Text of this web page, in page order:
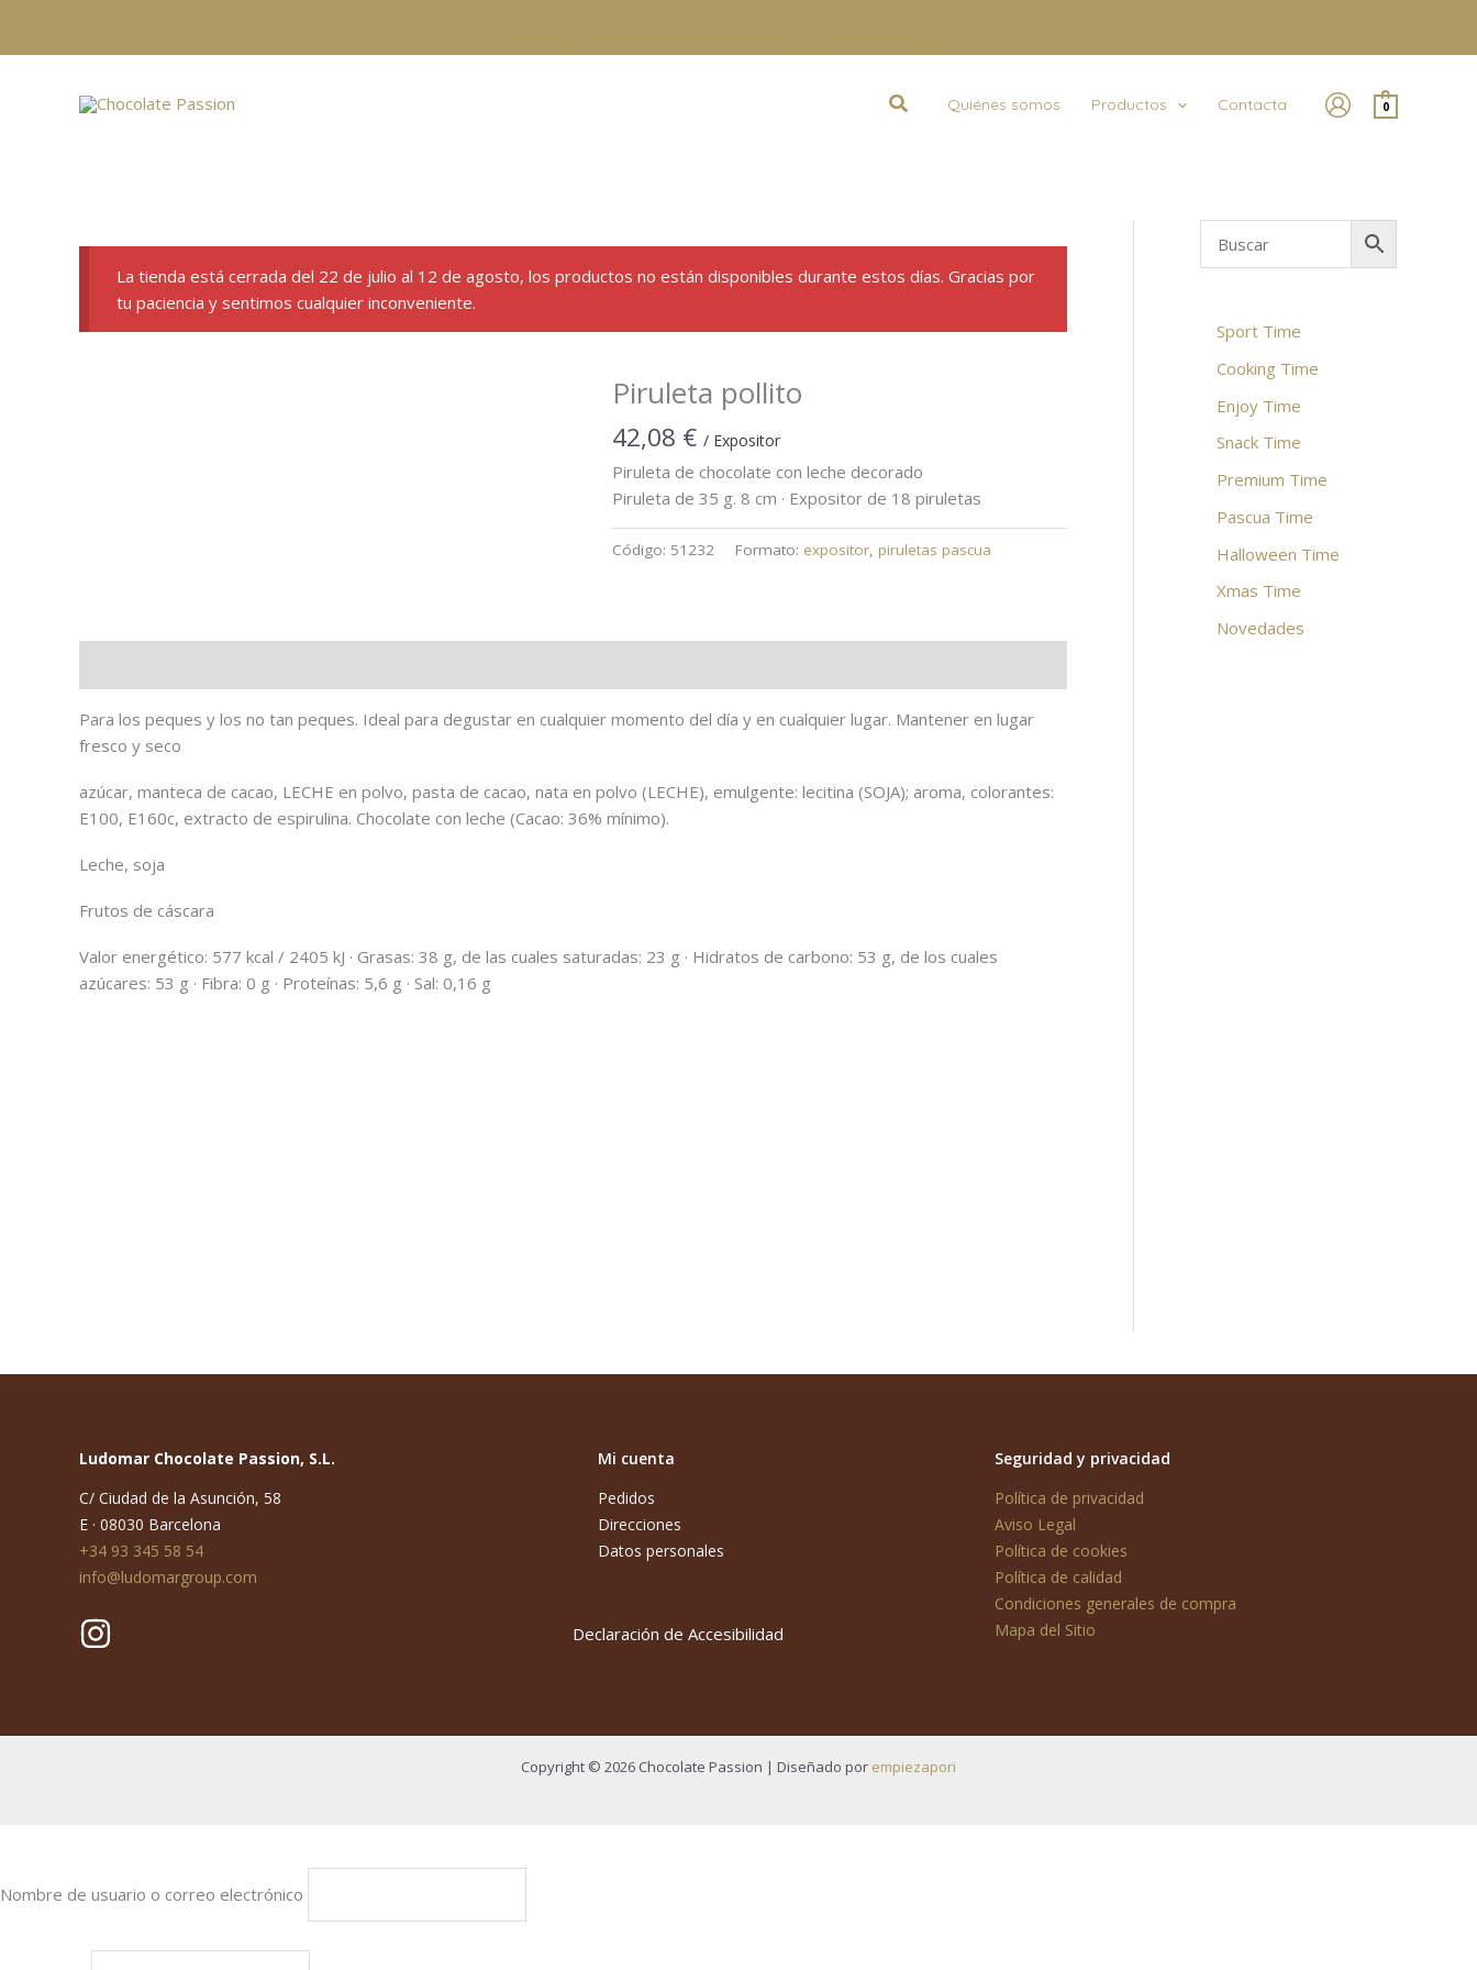
BuscarQuiénes somos Productos Contacta 0
La tienda está cerrada del 22 de julio al 12 de agosto, los productos no están disponibles durante estos días. Gracias por
tu paciencia y sentimos cualquier inconveniente.
Piruleta pollito
42,08 € / Expositor
Piruleta de chocolate con leche decorado
Piruleta de 35 g. 8 cm · Expositor de 18 piruletas
Código: 51232 Formato: expositor,piruletas pascua
Para los peques y los no tan peques. Ideal para degustar en cualquier momento del día y en cualquier lugar. Mantener en lugar
fresco y seco
azúcar, manteca de cacao, LECHE en polvo, pasta de cacao, nata en polvo (LECHE), emulgente: lecitina (SOJA); aroma, colorantes:
E100, E160c, extracto de espirulina. Chocolate con leche (Cacao: 36% mínimo).
Leche, soja
Frutos de cáscara
Valor energético: 577 kcal / 2405 kJ · Grasas: 38 g, de las cuales saturadas: 23 g · Hidratos de carbono: 53 g, de los cuales
azúcares: 53 g · Fibra: 0 g · Proteínas: 5,6 g · Sal: 0,16 g
Sport Time
Cooking Time
Enjoy Time
Snack Time
Premium Time
Pascua Time
Halloween Time
Xmas Time
Novedades
Ludomar Chocolate Passion, S.L.
C/ Ciudad de la Asunción, 58
E · 08030 Barcelona
+34 93 345 58 54
info@ludomargroup.com
Mi cuenta
Pedidos
Direcciones
Datos personales
Declaración de Accesibilidad
Seguridad y privacidad
Política de privacidad
Aviso Legal
Política de cookies
Política de calidad
Condiciones generales de compra
Mapa del Sitio
Copyright © 2026 Chocolate Passion | Diseñado por empiezapori
Nombre de usuario o correo electrónico